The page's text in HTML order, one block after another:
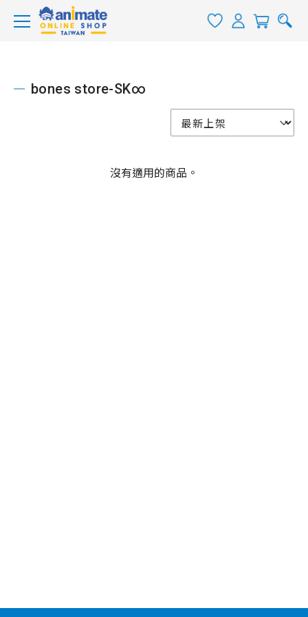
bones store-SK∞
沒有適用的商品。